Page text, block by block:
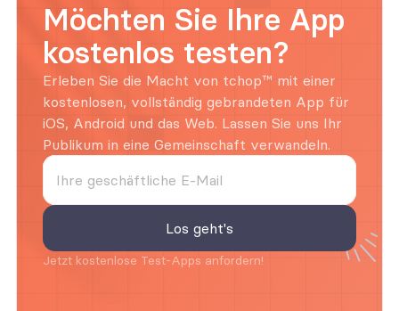
Möchten Sie Ihre App
kostenlos testen?
Erleben Sie die Macht von tchop™ mit einer
kostenlosen, vollständig gebrandeten App für
iOS, Android und das Web. Lassen Sie uns Ihr
Publikum in eine Gemeinschaft verwandeln.
Jetzt kostenlose Test-Apps anfordern!